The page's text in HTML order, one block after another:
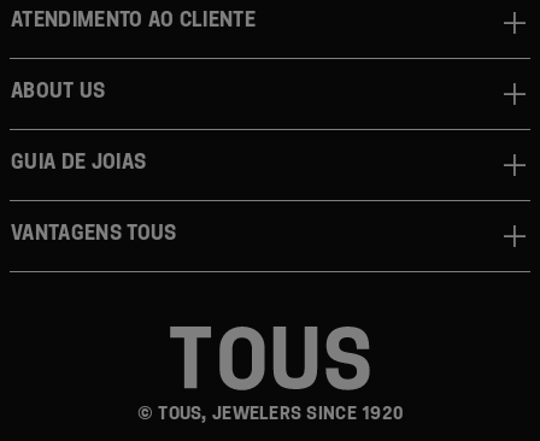
© TOUS, JEWELERS SINCE 1920
Atendimento ao cliente
About us
Guia de joias
Vantagens TOUS